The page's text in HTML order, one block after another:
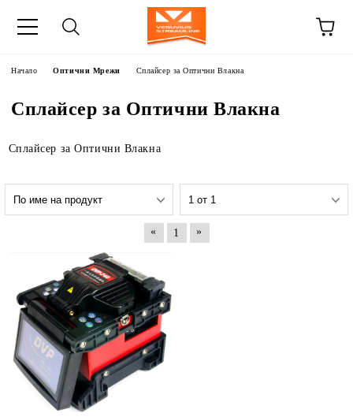
Начало Оптични Мрежи Сплайсер за Оптични Влакна
Сплайсер за Оптични Влакна
Сплайсер за Оптични Влакна
« 1 »